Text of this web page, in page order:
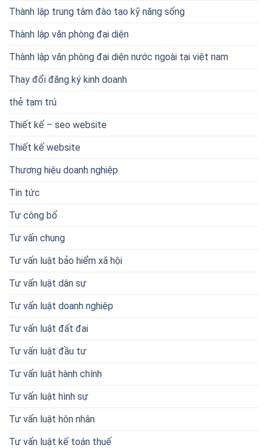
Thành lập trung tâm đào tạo kỹ năng sống
Thành lập văn phòng đại diện
Thành lập văn phòng đại diện nước ngoài tại việt nam
Thay đổi đăng ký kinh doanh
thẻ tạm trú
Thiết kế – seo website
Thiết kế website
Thương hiệu doanh nghiệp
Tin tức
Tự công bố
Tư vấn chung
Tư vấn luật bảo hiểm xã hội
Tư vấn luật dân sự
Tư vấn luật doanh nghiệp
Tư vấn luật đất đai
Tư vấn luật đầu tư
Tư vấn luật hành chính
Tư vấn luật hình sự
Tư vấn luật hôn nhân
Tư vấn luật kế toán thuế